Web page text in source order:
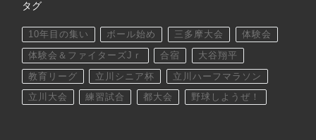
タグ
10年目の集い ボール始め 三多摩大会 体験会
体験会＆ファイターズJｒ 合宿 大谷翔平
教育リーグ 立川シニア杯 立川ハーフマラソン
立川大会 練習試合 都大会 野球しようぜ！